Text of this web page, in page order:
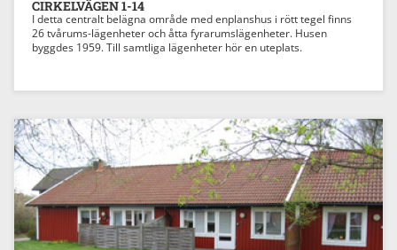
CIRKELVÄGEN 1-14
I detta centralt belägna område med enplanshus i rött tegel finns
26 tvårums-lägenheter och åtta fyrarumslägenheter. Husen
byggdes 1959. Till samtliga lägenheter hör en uteplats.
Previous Next